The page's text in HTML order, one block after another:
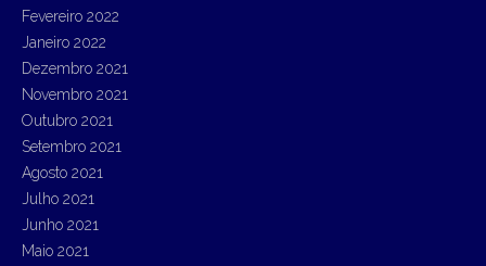
Fevereiro 2022
Janeiro 2022
Dezembro 2021
Novembro 2021
Outubro 2021
Setembro 2021
Agosto 2021
Julho 2021
Junho 2021
Maio 2021